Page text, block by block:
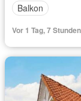
Balkon
Vor 1 Tag, 7 Stunden